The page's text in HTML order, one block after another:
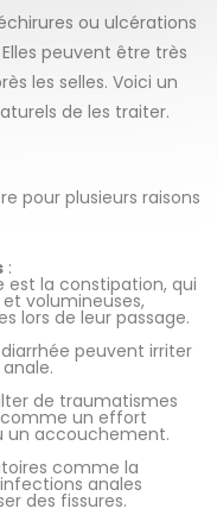
ou ulcérations
peuvent être très
les selles. Voici un
de les traiter.
pour plusieurs raisons
:
est la constipation, qui
volumineuses,
lors de leur passage.
peuvent irriter
de traumatismes
comme un effort
un accouchement.
comme la
anales
des fissures.